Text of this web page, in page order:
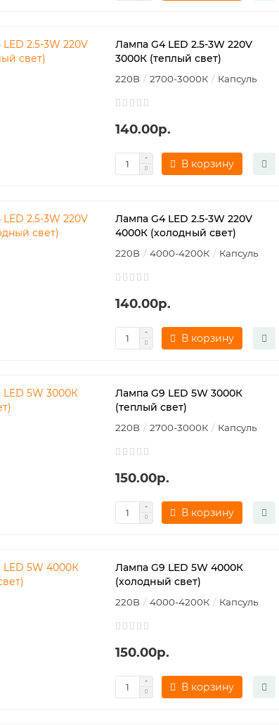
Лампа G4 LED 2.5-3W 220V
3000К (теплый свет)
220В 2700-3000К Капсуль
140.00р.
В корзину
Лампа G4 LED 2.5-3W 220V
4000К (холодный свет)
220В 4000-4200К Капсуль
140.00р.
В корзину
Лампа G9 LED 5W 3000К
(теплый свет)
220В 2700-3000К Капсуль
150.00р.
В корзину
Лампа G9 LED 5W 4000К
(холодный свет)
220В 4000-4200К Капсуль
150.00р.
В корзину